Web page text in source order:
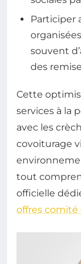
Participer
souvent
des
Cette
services à la
avec les
covoiturage
tout
officielle
offres comité